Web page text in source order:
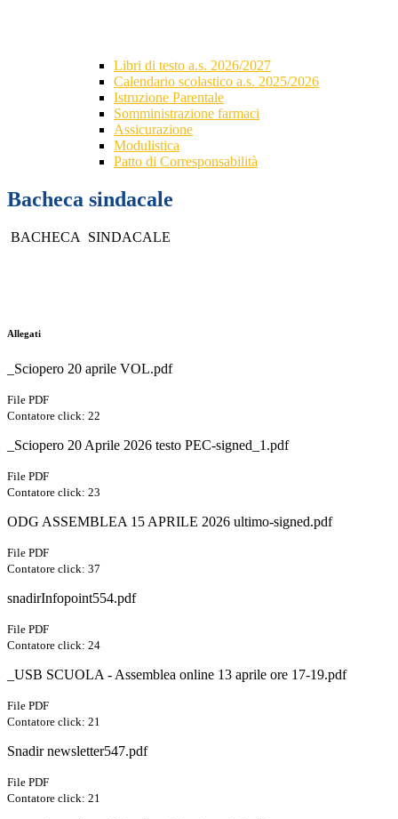
Libri di testo a.s. 2026/2027
Calendario scolastico a.s. 2025/2026
Istruzione Parentale
Somministrazione farmaci
Assicurazione
Modulistica
Patto di Corresponsabilità
Bacheca sindacale
BACHECA SINDACALE
Allegati
_Sciopero 20 aprile VOL.pdf
File PDF
Contatore click: 22
_Sciopero 20 Aprile 2026 testo PEC-signed_1.pdf
File PDF
Contatore click: 23
ODG ASSEMBLEA 15 APRILE 2026 ultimo-signed.pdf
File PDF
Contatore click: 37
snadirInfopoint554.pdf
File PDF
Contatore click: 24
_USB SCUOLA - Assemblea online 13 aprile ore 17-19.pdf
File PDF
Contatore click: 21
Snadir newsletter547.pdf
File PDF
Contatore click: 21